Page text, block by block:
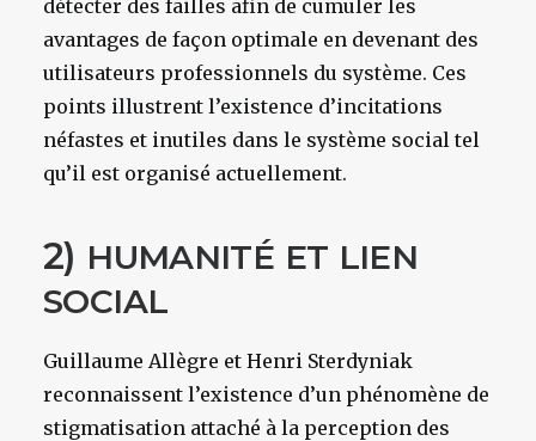
détecter des failles afin de cumuler les
avantages de façon optimale en devenant des
utilisateurs professionnels du système. Ces
points illustrent l’existence d’incitations
néfastes et inutiles dans le système social tel
qu’il est organisé actuellement.
2) HUMANITÉ ET LIEN
SOCIAL
Guillaume Allègre et Henri Sterdyniak
reconnaissent l’existence d’un phénomène de
stigmatisation attaché à la perception des